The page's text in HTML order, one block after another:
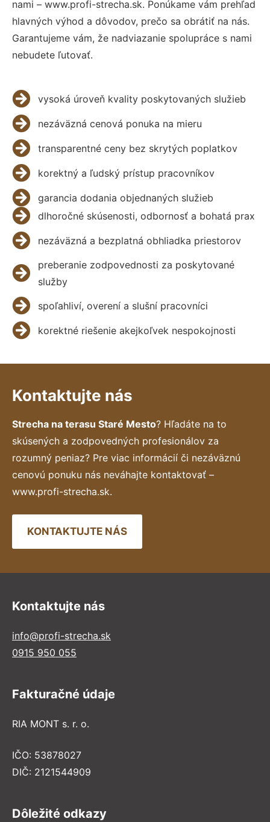
nami – www.profi-strecha.sk. Ponúkame vám prehľad
hlavných výhod a dôvodov, prečo sa obrátiť na nás.
Garantujeme vám, že nadviazanie spolupráce s nami
nebudete ľutovať.
vysoká úroveň kvality poskytovaných služieb
nezáväzná cenová ponuka na mieru
transparentné ceny bez skrytých poplatkov
korektný a ľudský prístup pracovníkov
garancia dodania objednaných služieb
dlhoročné skúsenosti, odbornosť a bohatá prax
nezáväzná a bezplatná obhliadka priestorov
preberanie zodpovednosti za poskytované
služby
spoľahliví, overení a slušní pracovníci
korektné riešenie akejkoľvek nespokojnosti
Kontaktujte nás
Strecha na terasu Staré Mesto? Hľadáte na to
skúsených a zodpovedných profesionálov za
rozumný peniaz? Pre viac informácií či nezáväznú
cenovú ponuku nás neváhajte kontaktovať –
www.profi-strecha.sk.
KONTAKTUJTE NÁS
Kontaktujte nás
info@profi-strecha.sk
0915 950 055
Fakturačné údaje
RIA MONT s. r. o.
IČO: 53878027
DIČ: 2121544909
Dôležité odkazy